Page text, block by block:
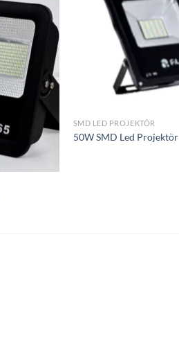
İstek
Ekle
SMD LED PROJEKTÖR
50W SMD Led Projektör